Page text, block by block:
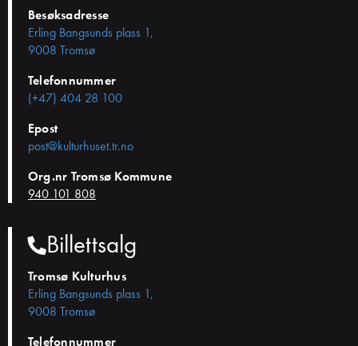
Besøksadresse
Erling Bangsunds plass 1,
9008 Tromsø
Telefonnummer
(+47) 404 28 100
Epost
post@kulturhuset.tr.no
Org.nr Tromsø Kommune
940 101 808
Billettsalg
Tromsø Kulturhus
Erling Bangsunds plass 1,
9008 Tromsø
Telefonnummer